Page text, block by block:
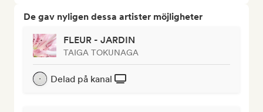
De gav nyligen dessa artister möjligheter
FLEUR - JARDIN
TAIGA TOKUNAGA
Delad på kanal